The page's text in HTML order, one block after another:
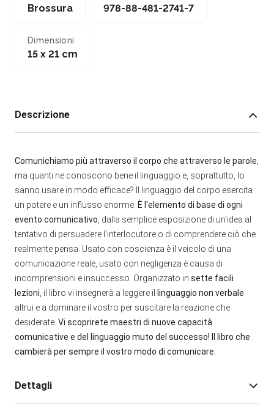
Brossura 978-88-481-2741-7
Dimensioni
15 x 21 cm
Descrizione
Comunichiamo più attraverso il corpo che attraverso le parole
ma quanti ne conoscono bene il linguaggio e, soprattutto, lo
sanno usare in modo efficace? Il linguaggio del corpo esercita
un potere e un influsso enorme. È l'elemento di base di ogni
evento comunicativo , dalla semplice esposizione di un'idea al
tentativo di persuadere l'interlocutore o di comprendere ciò che
realmente pensa. Usato con coscienza è il veicolo di una
comunicazione reale, usato con negligenza è causa di
incomprensioni e insuccesso. Organizzato in sette facili
lezioni , il libro vi insegnerà a leggere il
linguaggio non verbale
altrui e a dominare il vostro per suscitare la reazione che
desiderate. Vi scoprirete maestri di nuove capacità
comunicative e del linguaggio muto del successo!
Il libro che
cambierà per sempre il vostro modo di comunicare.
Dettagli